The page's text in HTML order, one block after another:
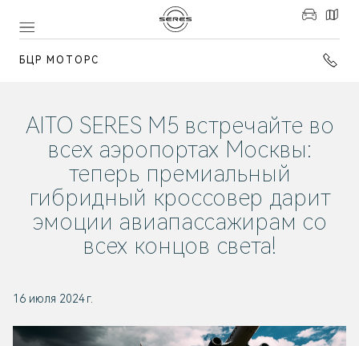
БЦР МОТОРС
AITO SERES M5 встречайте во
всех аэропортах Москвы:
теперь премиальный
гибридный кроссовер дарит
эмоции авиапассажирам со
всех концов света!
16 июля 2024 г.